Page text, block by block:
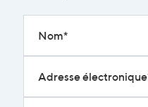
Nom
Adresse électronique